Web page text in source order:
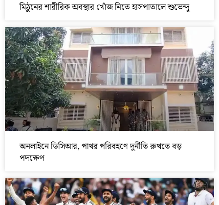
মিঠুনের শারীরিক অবস্থার খোঁজ নিতে হাসপাতালে শুভেন্দু
অনলাইনে ডিসিআর, পাথর পরিবহণে দুর্নীতি রুখতে বড়
পদক্ষেপ